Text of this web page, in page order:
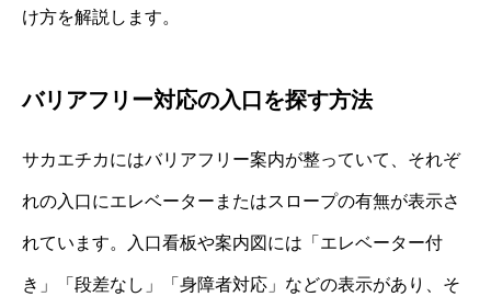
け方を解説します。
バリアフリー対応の入口を探す方法
サカエチカにはバリアフリー案内が整っていて、それぞ
れの入口にエレベーターまたはスロープの有無が表示さ
れています。入口看板や案内図には「エレベーター付
き」「段差なし」「身障者対応」などの表示があり、そ